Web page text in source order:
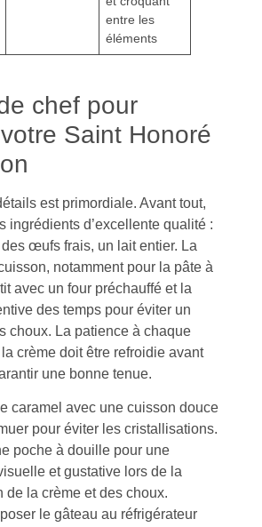
entre les
éléments
chef pour
Saint Honoré
est primordiale. Avant tout,
ingrédients d’excellente qualité :
œufs frais, un lait entier. La
notamment pour la pâte à
avec un four préchauffé et la
des temps pour éviter un
choux. La patience à chaque
crème doit être refroidie avant
une bonne tenue.
caramel avec une cuisson douce
pour éviter les cristallisations.
poche à douille pour une
et gustative lors de la
de la crème et des choux.
le gâteau au réfrigérateur